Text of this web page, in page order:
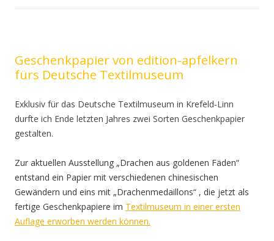
Geschenkpapier von edition-apfelkern
fürs Deutsche Textilmuseum
Exklusiv für das Deutsche Textilmuseum in Krefeld-Linn
durfte ich Ende letzten Jahres zwei Sorten Geschenkpapier
gestalten.
Zur aktuellen Ausstellung „Drachen aus goldenen Fäden“
entstand ein Papier mit verschiedenen chinesischen
Gewändern und eins mit „Drachenmedaillons“ , die jetzt als
fertige Geschenkpapiere im Textilmuseum in einer ersten
Auflage erworben werden können.